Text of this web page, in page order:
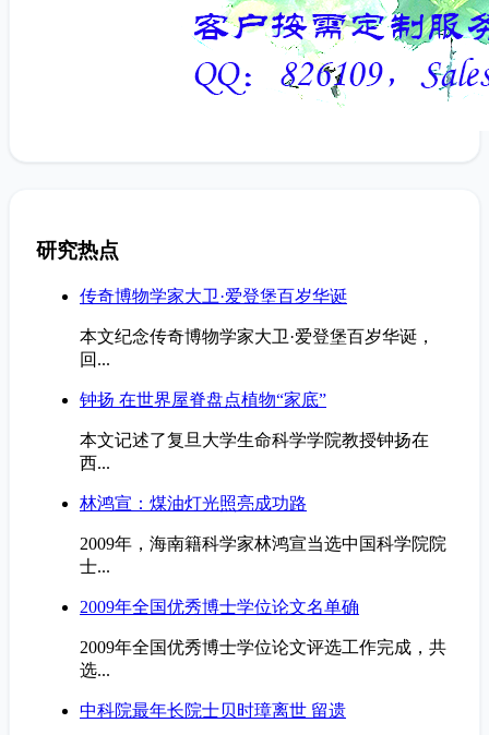
研究热点
传奇博物学家大卫·爱登堡百岁华诞
本文纪念传奇博物学家大卫·爱登堡百岁华诞，
回...
钟扬 在世界屋脊盘点植物“家底”
本文记述了复旦大学生命科学学院教授钟扬在
西...
林鸿宣：煤油灯光照亮成功路
2009年，海南籍科学家林鸿宣当选中国科学院院
士...
2009年全国优秀博士学位论文名单确
2009年全国优秀博士学位论文评选工作完成，共
选...
中科院最年长院士贝时璋离世 留遗